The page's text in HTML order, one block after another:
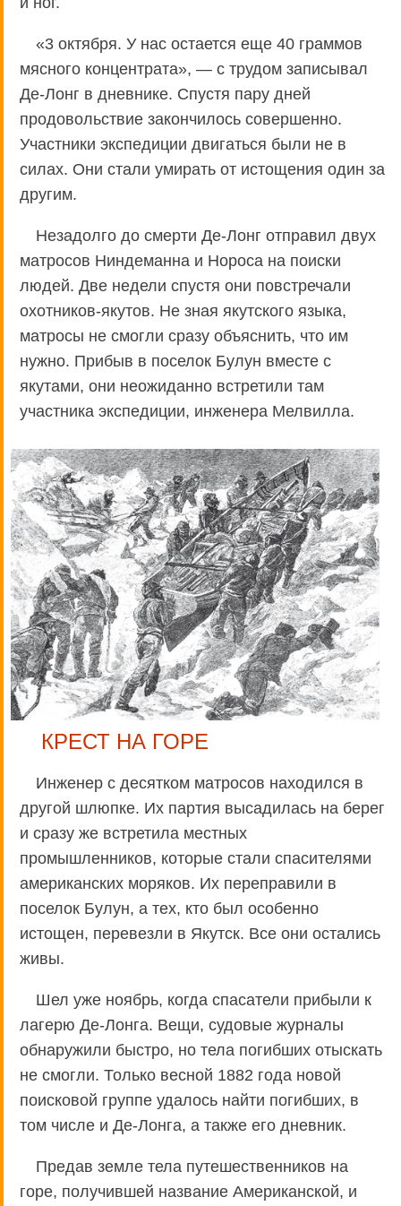
«3 октября. У нас остается еще 40 граммов
мясного концентрата», — с трудом записывал
Де-Лонг в дневнике. Спустя пару дней
продовольствие закончилось совершенно.
Участники экспедиции двигаться были не в
силах. Они стали умирать от истощения один за
другим.
Незадолго до смерти Де-Лонг отправил двух
матросов Ниндеманна и Нороса на поиски
людей. Две недели спустя они повстречали
охотников-якутов. Не зная якутского языка,
матросы не смогли сразу объяснить, что им
нужно. Прибыв в поселок Булун вместе с
якутами, они неожиданно встретили там
участника экспедиции, инженера Мелвилла.
КРЕСТ НА ГОРЕ
Инженер с десятком матросов находился в
другой шлюпке. Их партия высадилась на берег
и сразу же встретила местных
промышленников, которые стали спасителями
американских моряков. Их переправили в
поселок Булун, а тех, кто был особенно
истощен, перевезли в Якутск. Все они остались
живы.
Шел уже ноябрь, когда спасатели прибыли к
лагерю Де-Лонга. Вещи, судовые журналы
обнаружили быстро, но тела погибших отыскать
не смогли. Только весной 1882 года новой
поисковой группе удалось найти погибших, в
том числе и Де-Лонга, а также его дневник.
Предав земле тела путешественников на
горе, получившей название Американской, и